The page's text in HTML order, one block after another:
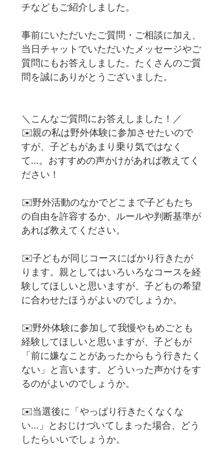
チなどもご紹介しました。
事前にいただいたご質問・ご相談に加え、
当日チャットでいただいたメッセージやご
質問にもお答えしました。たくさんのご質
問を誠にありがとうございました。
＼こんなご質問にお答えしました！／
✉️親の私は野外体験に参加させたいので
すが、子どもがあまり乗り気ではなく
て…。おすすめの声かけがあれば教えてく
ださい！
✉️野外活動のなかでどこまで子どもたち
の自由を許容するか、ルールや判断基準が
あれば教えてください。
✉️子どもが同じコースにばかり行きたが
ります。親としてはいろいろなコースを経
験してほしいと思いますが、子どもの希望
に合わせたほうがよいのでしょうか。
✉️野外体験に参加して我慢やもめごとも
経験してほしいと思いますが、子どもが
「前に嫌なことがあったからもう行きたく
ない」と言います。どういった声かけをす
るのがよいのでしょうか。
✉️当選後に「やっぱり行きたくなくな
い…」とおじけづいてしまった場合、どう
したらいいでしょうか。